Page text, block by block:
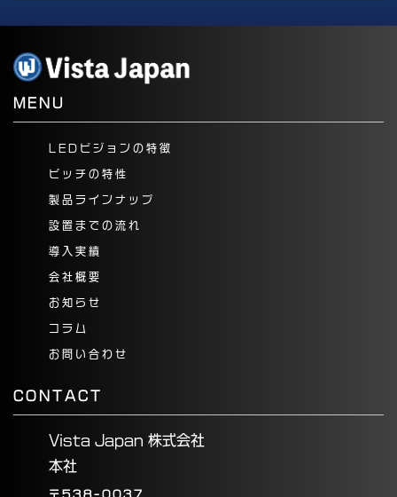
MENU
LEDビジョンの特徴
ピッチの特性
製品ラインナップ
設置までの流れ
導入実績
会社概要
お知らせ
コラム
お問い合わせ
CONTACT
Vista Japan 株式会社
本社
〒538-0037